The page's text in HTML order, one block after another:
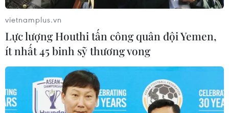
vietnamplus.vn
Lực lượng Houthi tấn công quân đội Yemen,
ít nhất 45 binh sỹ thương vong